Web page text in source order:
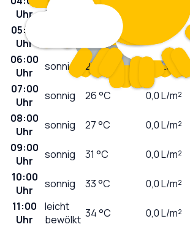
Uhr
bewölkt
26°C
05:00
Uhr
L/m²
06:00
Uhr
sonnig 25 L/m²
07:00
Uhr
sonnig 26°C 0,0L/m²
08:00
Uhr
sonnig 27°C 0,0L/m²
09:00
Uhr
sonnig 31 °C 0,0L/m²
10:00
Uhr
sonnig 33°C 0,0L/m²
11:00
Uhr
leicht
bewölkt 34°C 0,0L/m²